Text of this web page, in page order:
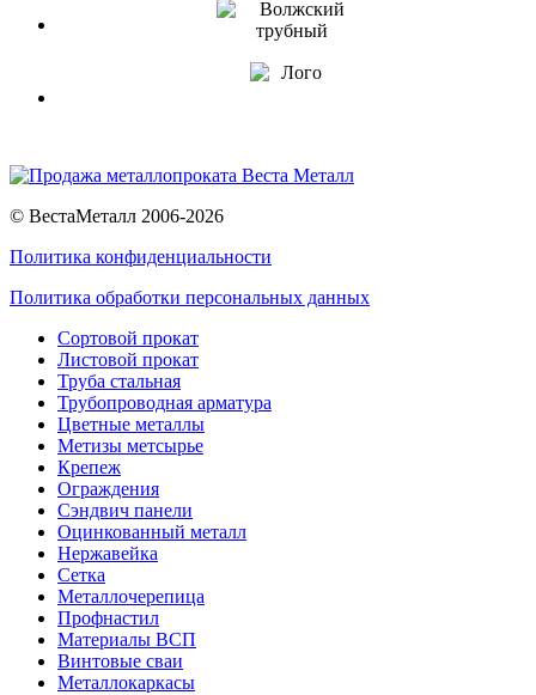
© ВестаМеталл 2006-2026
Политика конфиденциальности
Политика обработки персональных данных
Сортовой прокат
Листовой прокат
Труба стальная
Трубопроводная арматура
Цветные металлы
Метизы метсырье
Крепеж
Ограждения
Сэндвич панели
Оцинкованный металл
Нержавейка
Сетка
Металлочерепица
Профнастил
Материалы ВСП
Винтовые сваи
Металлокаркасы